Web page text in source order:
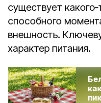
существует
способного
внешность.
характер питания.